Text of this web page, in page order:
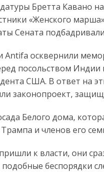
Бретта Кавано
«Женского
Сената
Antifa осквернили
посольством
США. В ответ на
законопроект,
Белого дома,
и членов его
к власти, они
беспорядки